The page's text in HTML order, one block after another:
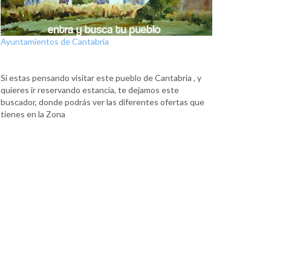
Ayuntamientos de Cantabria
Si estas pensando visitar este pueblo de Cantabria , y
quieres ir reservando estancia, te dejamos este
buscador, donde podrás ver las diferentes ofertas que
tienes en la Zona